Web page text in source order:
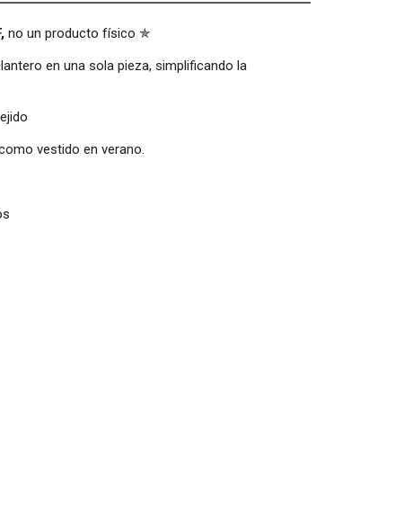
no un producto físico ✯
en una sola pieza, simplificando la
vestido en verano.